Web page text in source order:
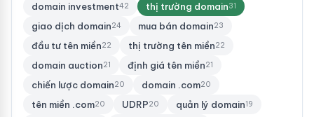
domain investment42 thị trường domain31
giao dịch domain24 mua bán domain23
đầu tư tên miền22 thị trường tên miền22
domain auction21 định giá tên miền21
chiến lược domain20 domain .com20
tên miền .com20 UDRP20 quản lý domain19